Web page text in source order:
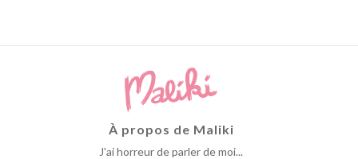
À propos de Maliki
J'ai horreur de parler de moi...